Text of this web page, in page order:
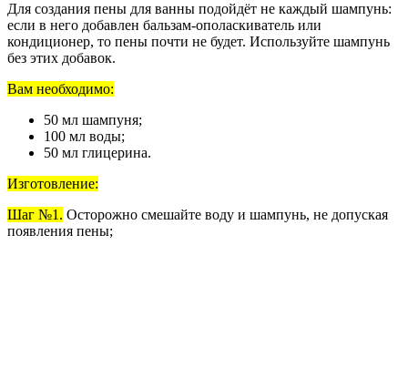
Для создания пены для ванны подойдёт не каждый шампунь:
если в него добавлен бальзам-ополаскиватель или
кондиционер, то пены почти не будет. Используйте шампунь
без этих добавок.
Вам необходимо:
50 мл шампуня;
100 мл воды;
50 мл глицерина.
Изготовление:
Шаг №1. Осторожно смешайте воду и шампунь, не допуская
появления пены;